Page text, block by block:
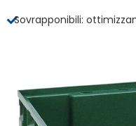
Sovrapponibili: